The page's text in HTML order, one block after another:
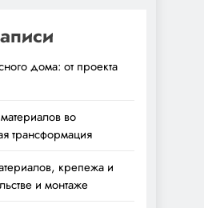
дома: от проекта
во
трансформация
крепежа и
и монтаже